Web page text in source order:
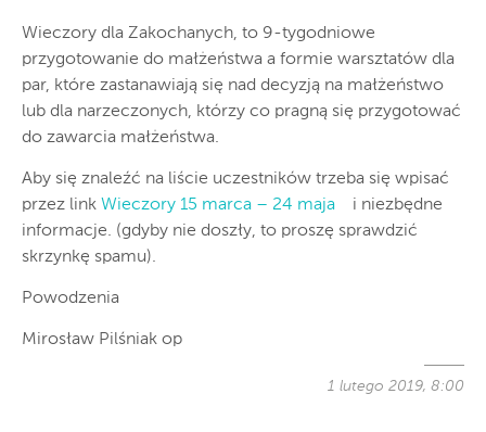
Wieczory dla Zakochanych, to 9-tygodniowe
przygotowanie do małżeństwa a formie warsztatów dla
par, które zastanawiają się nad decyzją na małżeństwo
lub dla narzeczonych, którzy co pragną się przygotować
do zawarcia małżeństwa.
Aby się znaleźć na liście uczestników trzeba się wpisać
przez link Wieczory 15 marca – 24 maja i niezbędne
informacje. (gdyby nie doszły, to proszę sprawdzić
skrzynkę spamu).
Powodzenia
Mirosław Pilśniak op
1 lutego 2019, 8:00